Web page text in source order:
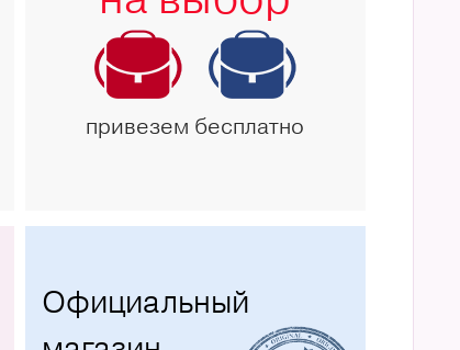
привезем бесплатно
Официальный